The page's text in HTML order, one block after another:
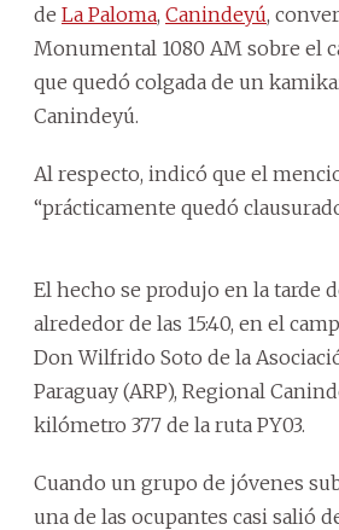
de La Paloma, Canindeyú,
Monumental 1080 AM sobre el
que quedó colgada de un
Canindeyú.
Al respecto, indicó que el
“prácticamente quedó
El hecho se produjo en la tarde
alrededor de las 15:40, en el
Don Wilfrido Soto de la
Paraguay (ARP), Regional
kilómetro 377 de la ruta PY03.
Cuando un grupo de jóvenes
una de las ocupantes casi salió